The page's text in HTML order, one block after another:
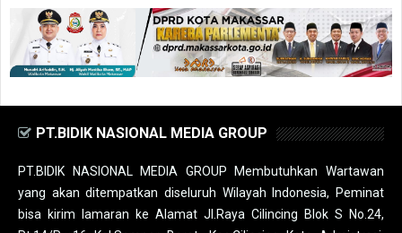
PT.BIDIK NASIONAL MEDIA GROUP
PT.BIDIK NASIONAL MEDIA GROUP Membutuhkan Wartawan
yang akan ditempatkan diseluruh Wilayah Indonesia, Peminat
bisa kirim lamaran ke Alamat Jl.Raya Cilincing Blok S No.24,